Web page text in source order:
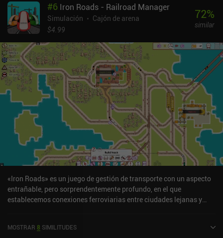
#6 Iron Roads - Railroad Manager
Simulación
Cajón de arena
$4.99
72%
similar
«Iron Roads» es un juego de gestión de transporte con un aspecto
entrañable, pero sorprendentemente profundo, en el que
establecemos conexiones ferroviarias entre ciudades lejanas y
infinito generado aleatoriamente, nos encontramos con un mapa
MOSTRAR 8 SIMILITUDES